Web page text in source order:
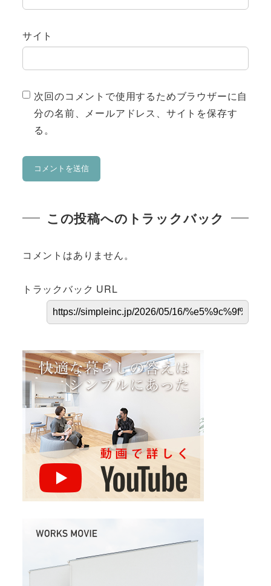
サイト
次回のコメントで使用するためブラウザーに自
分の名前、メールアドレス、サイトを保存す
る。
この投稿へのトラックバック
コメントはありません。
トラックバック URL